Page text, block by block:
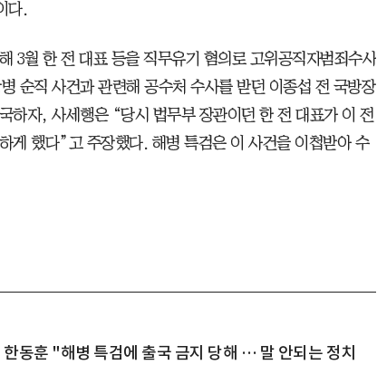
다.
3월 한 전 대표 등을 직무유기 혐의로 고위공직자범죄수사
순직 사건과 관련해 공수처 수사를 받던 이종섭 전 국방장
하자, 사세행은 “당시 법무부 장관이던 한 전 대표가 이 전
게 했다”고 주장했다. 해병 특검은 이 사건을 이첩받아 수
한동훈 "해병 특검에 출국 금지 당해 … 말 안되는 정치